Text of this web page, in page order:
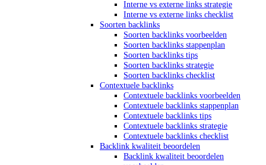
Interne vs externe links strategie
Interne vs externe links checklist
Soorten backlinks
Soorten backlinks voorbeelden
Soorten backlinks stappenplan
Soorten backlinks tips
Soorten backlinks strategie
Soorten backlinks checklist
Contextuele backlinks
Contextuele backlinks voorbeelden
Contextuele backlinks stappenplan
Contextuele backlinks tips
Contextuele backlinks strategie
Contextuele backlinks checklist
Backlink kwaliteit beoordelen
Backlink kwaliteit beoordelen